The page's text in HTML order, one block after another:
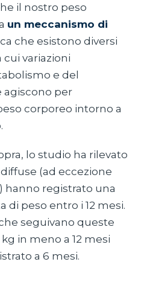
il nostro peso
un meccanismo di
che esistono diversi
cui variazioni
e del
per
corporeo intorno a
lo studio ha rilevato
(ad eccezione
hanno registrato una
di peso entro i 12 mesi.
seguivano queste
in meno a 12 mesi
a 6 mesi.